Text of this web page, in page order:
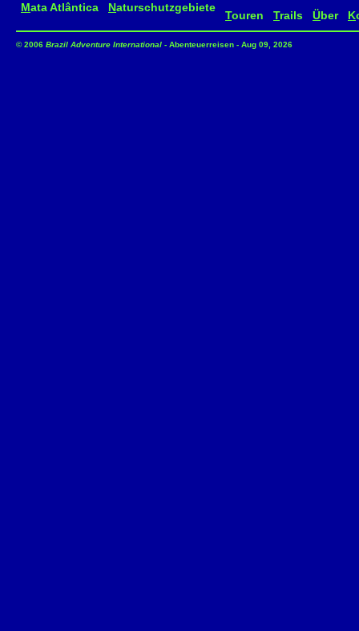
Mata Atlântica Naturschutzgebiete
Touren Trails Über K
© 2006 Brazil Adventure International - Abenteuerreisen - Aug 09, 2026